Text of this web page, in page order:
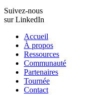
Suivez-nous
sur LinkedIn
Accueil
À propos
Ressources
Communauté
Partenaires
Tournée
Contact